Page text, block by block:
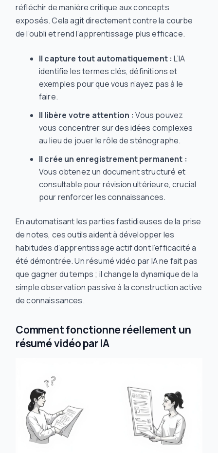
réfléchir de manière critique aux concepts
exposés. Cela agit directement contre la courbe
de l’oubli et rend l’apprentissage plus efficace.
Il capture tout automatiquement : L’IA
identifie les termes clés, définitions et
exemples pour que vous n’ayez pas à le
faire.
Il libère votre attention : Vous pouvez
vous concentrer sur des idées complexes
au lieu de jouer le rôle de sténographe.
Il crée un enregistrement permanent :
Vous obtenez un document structuré et
consultable pour révision ultérieure, crucial
pour renforcer les connaissances.
En automatisant les parties fastidieuses de la prise
de notes, ces outils aident à développer les
habitudes d’apprentissage actif dont l’efficacité a
été démontrée. Un résumé vidéo par IA ne fait pas
que gagner du temps ; il change la dynamique de la
simple observation passive à la construction active
de connaissances.
Comment fonctionne réellement un
résumé vidéo par IA